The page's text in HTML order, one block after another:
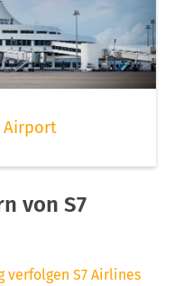
Airport
von S7
verfolgen S7 Airlines